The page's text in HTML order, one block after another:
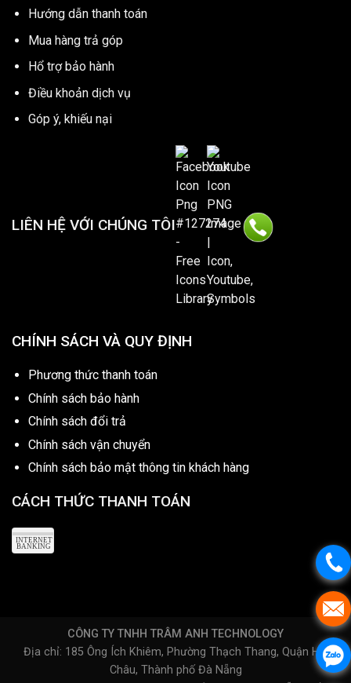
Hướng dẫn thanh toán
Mua hàng trả góp
Hổ trợ bảo hành
Điều khoản dịch vụ
Góp ý, khiếu nại
LIÊN HỆ VỚI CHÚNG TÔI
CHÍNH SÁCH VÀ QUY ĐỊNH
Phương thức thanh toán
Chính sách bảo hành
Chính sách đổi trả
Chính sách vận chuyển
Chính sách bảo mật thông tin khách hàng
CÁCH THỨC THANH TOÁN
CÔNG TY TNHH TRÂM ANH TECHNOLOGY
Địa chỉ: 185 Ông Ích Khiêm, Phường Thạch Thang, Quận Hải
Châu, Thành phố Đà Nẵng